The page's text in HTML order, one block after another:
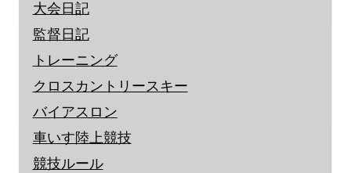
大会日記
監督日記
トレーニング
クロスカントリースキー
バイアスロン
車いす陸上競技
競技ルール